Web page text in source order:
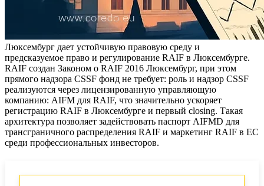
Люксембург дает устойчивую правовую среду и
предсказуемое право и регулирование RAIF в Люксембурге.
RAIF создан Законом о RAIF 2016 Люксембург, при этом
прямого надзора CSSF фонд не требует: роль и надзор CSSF
реализуются через лицензированную управляющую
компанию: AIFM для RAIF, что значительно ускоряет
регистрацию RAIF в Люксембурге и первый closing. Такая
архитектура позволяет задействовать паспорт AIFMD для
трансграничного распределения RAIF и маркетинг RAIF в ЕС
среди профессиональных инвесторов.